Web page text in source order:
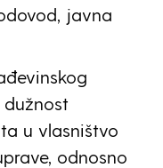
javna
u vlasništvo
odnosno